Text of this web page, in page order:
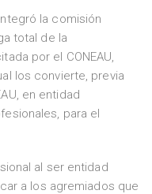
la comisión
total de la
por el CONEAU,
los convierte, previa
en entidad
para el
al ser entidad
a los agremiados que